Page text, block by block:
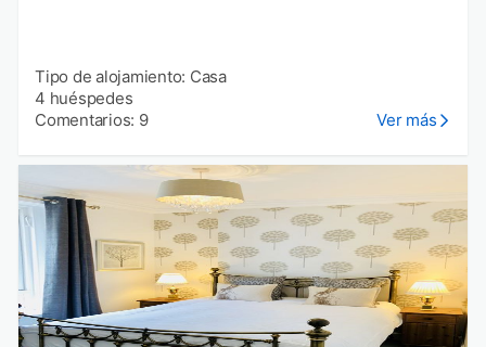
Tipo de alojamiento: Casa
4 huéspedes
Comentarios: 9
Ver más